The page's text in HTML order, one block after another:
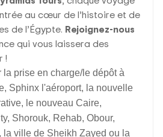
au cœur de l’histoire et de
de l’Égypte. Rejoignez-nous
qui vous laissera des
!
la prise en charge/le dépôt à
Sphinx l'aéroport, la nouvelle
le nouveau Caire,
Shorouk, Rehab, Obour,
la ville de Sheikh Zayed ou la